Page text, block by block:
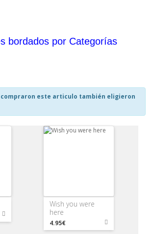
bordados por Categorías
compraron este articulo también eligieron
Wish you were
here
4.95€